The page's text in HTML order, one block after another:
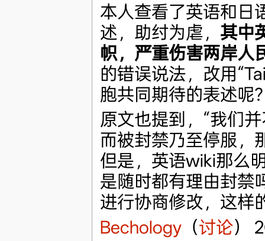
本人查看了英语和日
述，助纣为虐， 其中
帜，严重伤害两岸人
的错误说法，改用
胞共同期待的表述呢
原文也提到，“我们
而被封禁乃至停服，
但是，英语wiki那么
是随时都有理由封禁
进行协商修改，这样
Bechology（讨论）